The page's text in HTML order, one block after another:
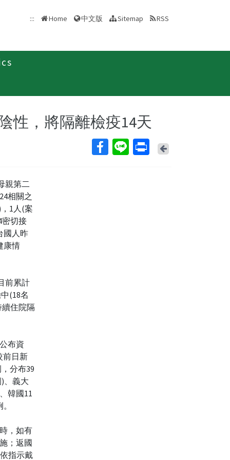
::: Home 中文版 Sitemap RSS
性，將隔離檢疫14天
Back
親第二
相關之
1人(案
密切接
國人昨
康情
前累計
(18名
住院隔
布資
前日新
分布39
、義大
韓國11
，如有
；返國
指示戴